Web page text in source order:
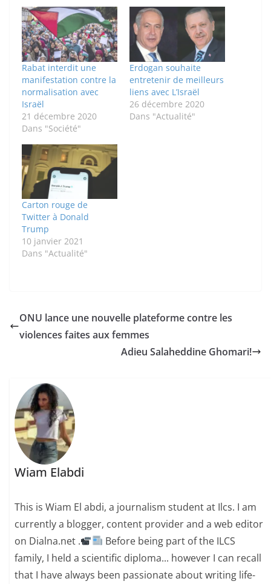
Rabat interdit une
manifestation contre la
normalisation avec
Israël
21 décembre 2020
Dans "Société"
Erdogan souhaite
entretenir de meilleurs
liens avec L’Israël
26 décembre 2020
Dans "Actualité"
Carton rouge de
Twitter à Donald
Trump
10 janvier 2021
Dans "Actualité"
ONU lance une nouvelle plateforme contre les
violences faites aux femmes
Adieu Salaheddine Ghomari!
Wiam Elabdi
This is Wiam El abdi, a journalism student at Ilcs. I am
currently a blogger, content provider and a web editor
on Dialna.net .
Before being part of the ILCS
family, I held a scientific diploma... however I can recall
that I have always been passionate about writing life-